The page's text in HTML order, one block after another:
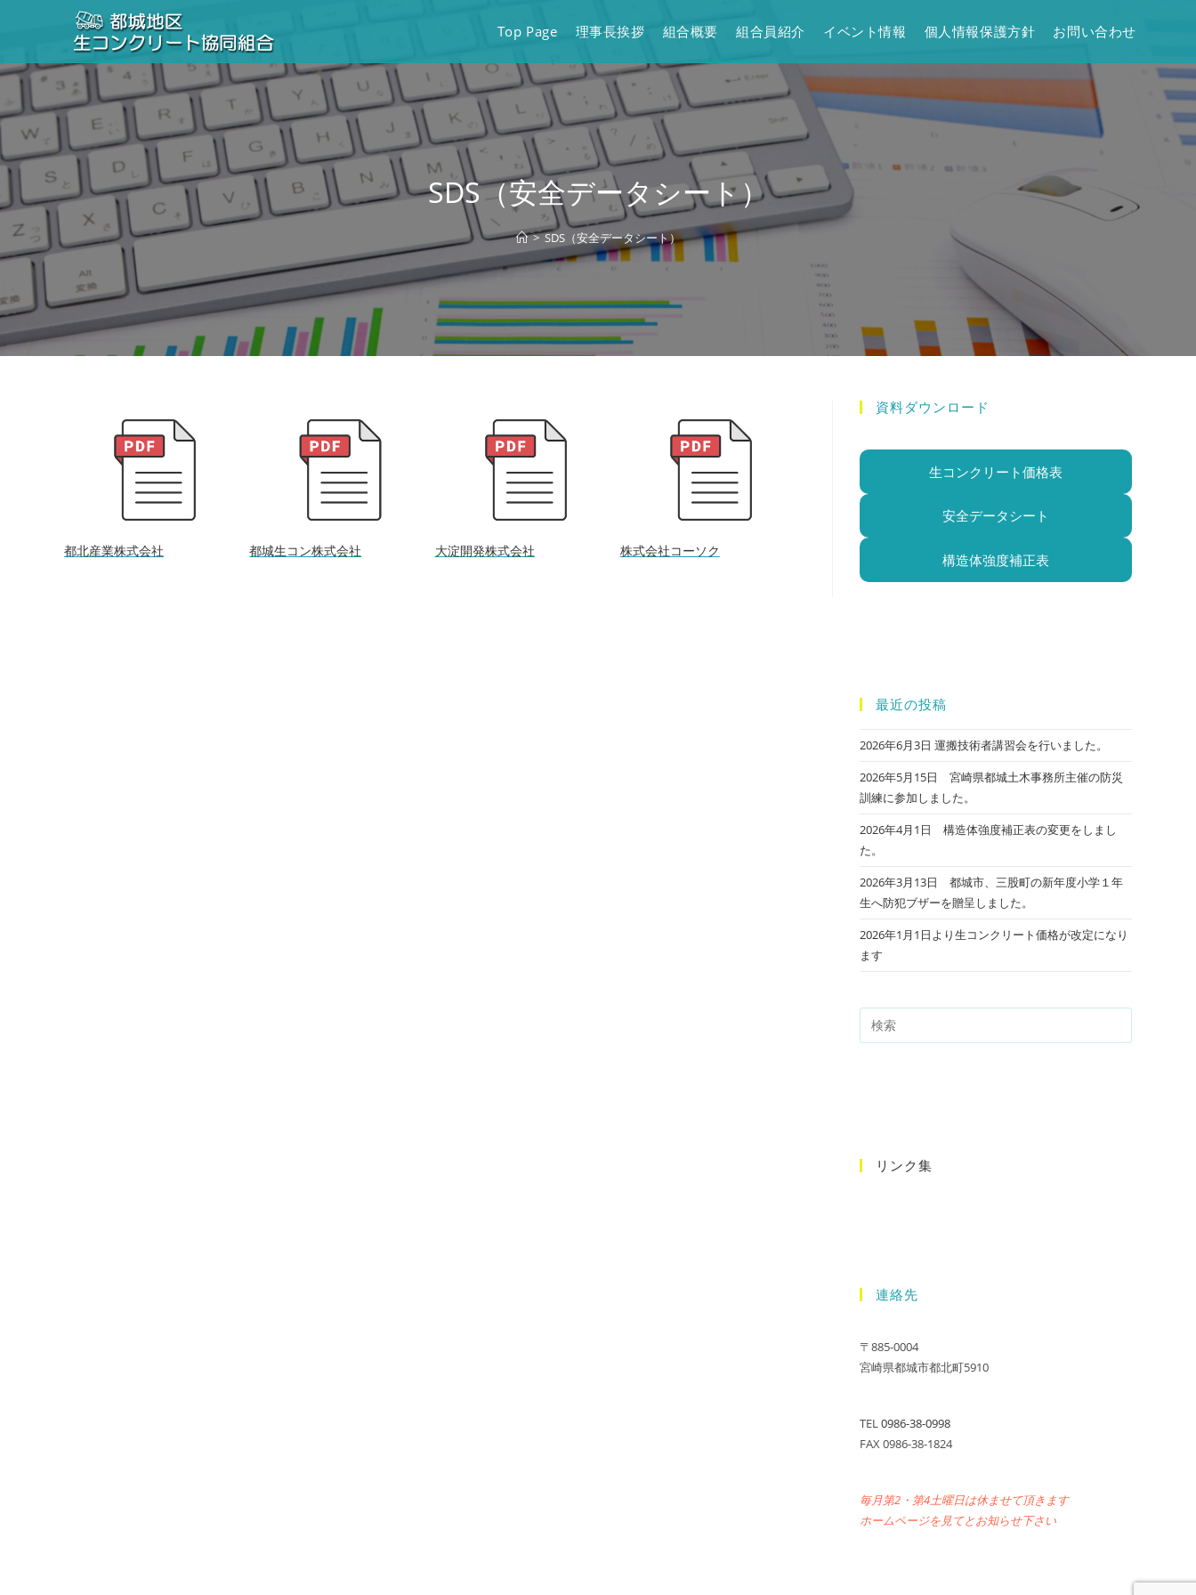
ン
へ
キ
プ
Top Page 理事長挨拶 組合概要 組合員紹介 イベント情報 個人情報保護方針 お問い合わせ
SDS（安全データシート）
> SDS（安全データシート）
都北産業株式会社 都城生コン株式会社 大淀開発株式会社 株式会社コーソク
資料ダウンロード
生コンクリート価格表
安全データシート
構造体強度補正表
最近の投稿
2026年6月3日 運搬技術者講習会を行いました。
2026年5月15日 宮崎県都城土木事務所主催の防災
訓練に参加しました。
2026年4月1日 構造体強度補正表の変更をしまし
た。
2026年3月13日 都城市、三股町の新年度小学１年
生へ防犯ブザーを贈呈しました。
2026年1月1日より生コンクリート価格が改定になり
ます
リンク集
連絡先
〒885-0004
宮崎県都城市都北町5910
TEL 0986-38-0998
FAX 0986-38-1824
毎月第2・第4土曜日は休ませて頂きます
ホームページを見てとお知らせ下さい